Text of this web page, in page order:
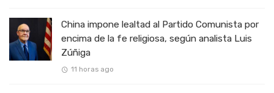
China impone lealtad al Partido Comunista por
encima de la fe religiosa, según analista Luis
Zúñiga
11 horas ago